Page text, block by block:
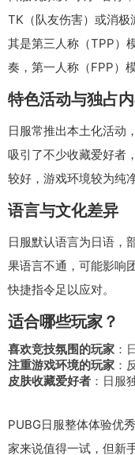
TK（队友伤害）或消
其是第三人称（TPP）
奏，第一人称（FPP）
特色活动与独占
日服常推出本土化活动
吸引了不少收藏爱好者
较好，游戏环境较为纯净
语言与文化差异
日服默认语言为日语，
果语言不通，可能影响
快捷指令足以应对。
适合哪些玩家？
喜欢竞技氛围的玩家 ：
注重游戏环境的玩家 ：
皮肤收藏爱好者 ：日服
PUBG日服整体体验优
家来说值得一试，但新